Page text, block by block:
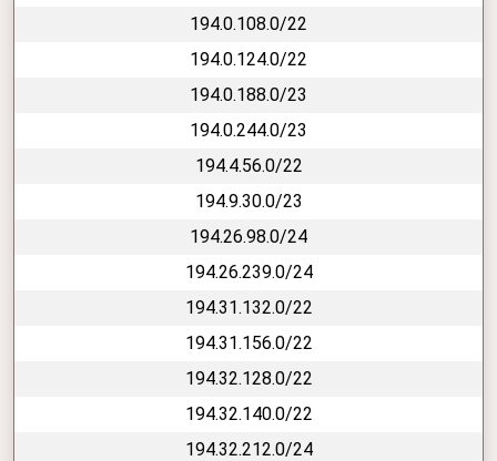
194.0.108.0/22
194.0.124.0/22
194.0.188.0/23
194.0.244.0/23
194.4.56.0/22
194.9.30.0/23
194.26.98.0/24
194.26.239.0/24
194.31.132.0/22
194.31.156.0/22
194.32.128.0/22
194.32.140.0/22
194.32.212.0/24